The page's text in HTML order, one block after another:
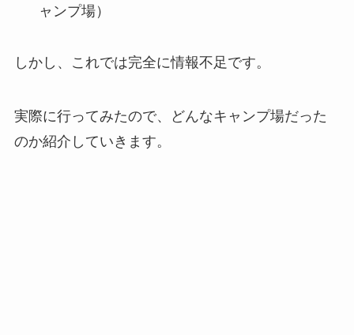
ャンプ場）
しかし、これでは完全に情報不足です。
実際に行ってみたので、どんなキャンプ場だった
のか紹介していきます。